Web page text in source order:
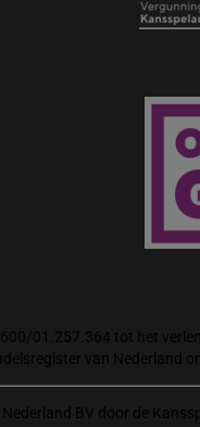
01.257.364 tot het
van Nederland
BV door de